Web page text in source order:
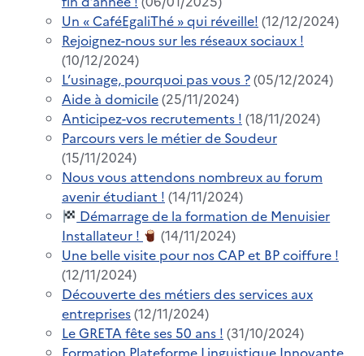
Un « CaféEgaliThé » qui réveille! (12/12/2024)
Rejoignez-nous sur les réseaux sociaux !
(10/12/2024)
L’usinage, pourquoi pas vous ?(05/12/2024)
Aide à domicile(25/11/2024)
Anticipez-vos recrutements ! (18/11/2024)
Parcours vers le métier de Soudeur
(15/11/2024)
Nous vous attendons nombreux au forum
avenir étudiant ! (14/11/2024)
Démarrage de la formation de Menuisier
Installateur !
(14/11/2024)
Une belle visite pour nos CAP et BP coiffure !
(12/11/2024)
Découverte des métiers des services aux
entreprises(12/11/2024)
Le GRETA fête ses 50 ans ! (31/10/2024)
Formation Plateforme Linguistique Innovante